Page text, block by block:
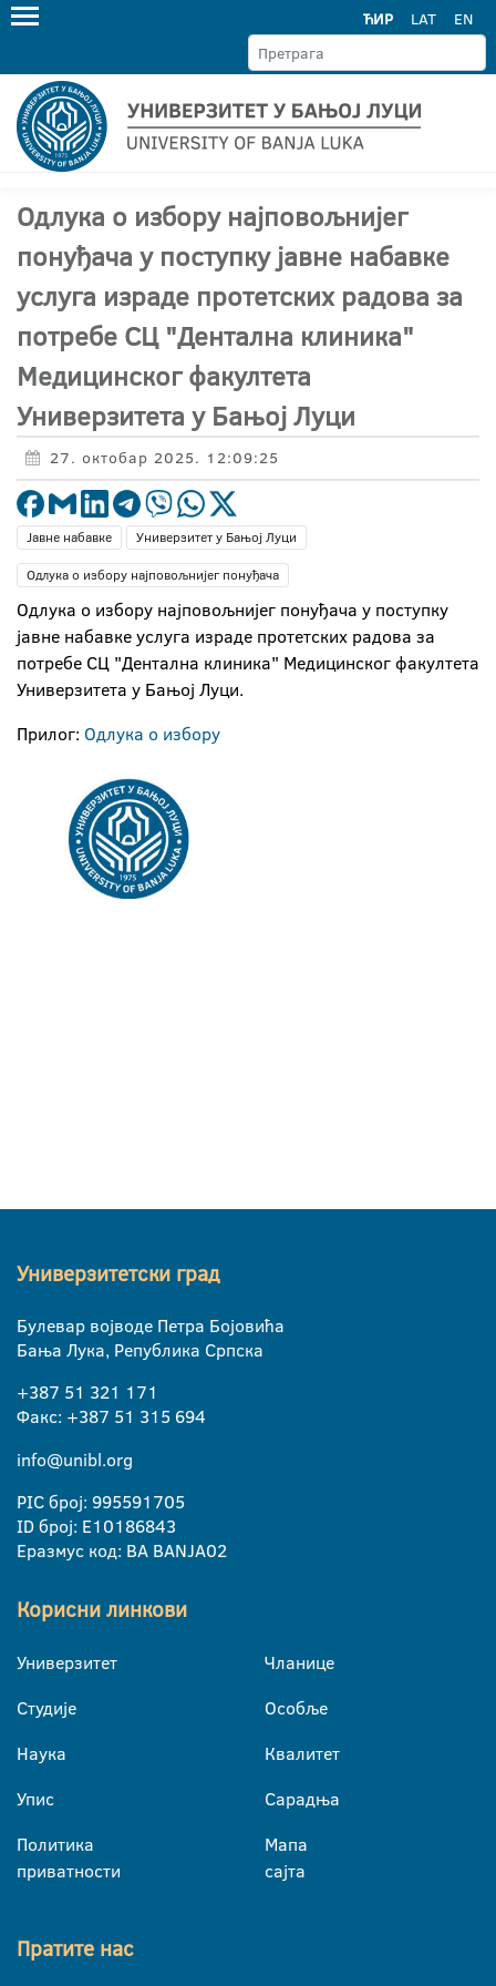
ЋИР LAT EN
Одлука о избору најповољнијег
понуђача у поступку јавне набавке
услуга израде протетских радова за
потребе СЦ "Дентална клиника"
Медицинског факултета
Универзитета у Бањој Луци
27. октобар 2025. 12:09:25
Јавне набавке
Универзитет у Бањој Луци
Одлука о избору најповољнијег понуђача
Одлука о избору најповољнијег понуђача у поступку
јавне набавке услуга израде протетских радова за
потребе СЦ "Дентална клиника" Медицинског факултета
Универзитета у Бањој Луци.
Прилог: Одлука о избору
Универзитетски град
Булевар војводе Петра Бојовића
Бања Лука, Република Српска
+387 51 321 171
Факс: +387 51 315 694
info@unibl.org
PIC број: 995591705
ID број: E10186843
Еразмус код: BA BANJA02
Корисни линкови
Универзитет
Студије
Наука
Упис
Политика
приватности
Чланице
Особље
Квалитет
Сарадња
Мапа
сајта
Пратите нас